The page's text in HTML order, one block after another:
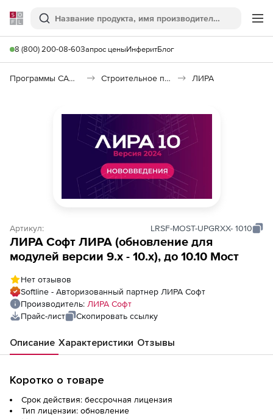
Softline
Поиск
8 (800) 200-08-60Запрос ценыИнферитБлог
Программы САПР и ГИС Строительное программное обеспечение ЛИРА
Артикул: LRSF-MOST-UPGRXX- 1010
ЛИРА Софт ЛИРА (обновление для
модулей версии 9.х - 10.х), до 10.10 Мост
Нет отзывов
Softline - Авторизованный партнер ЛИРА Софт
Производитель: ЛИРА Софт
Прайс-лист
Скопировать ссылку
Описание Характеристики Отзывы
Коротко о товаре
Срок действия: бессрочная лицензия
Тип лицензии: обновление